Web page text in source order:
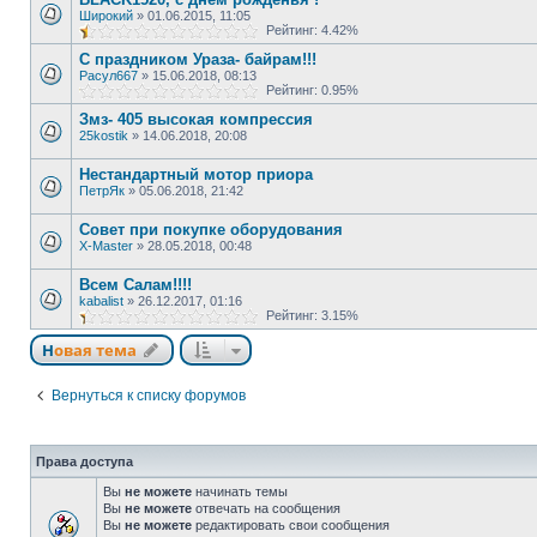
Широкий » 01.06.2015, 11:05
Рейтинг: 4.42%
С праздником Ураза- байрам!!!
Расул667 » 15.06.2018, 08:13
Рейтинг: 0.95%
Змз- 405 высокая компрессия
25kostik » 14.06.2018, 20:08
Нестандартный мотор приора
ПетрЯк » 05.06.2018, 21:42
Совет при покупке оборудования
X-Master » 28.05.2018, 00:48
Всем Салам!!!!
kabalist » 26.12.2017, 01:16
Рейтинг: 3.15%
Новая тема
Вернуться к списку форумов
Права доступа
Вы не можете начинать темы
Вы не можете отвечать на сообщения
Вы не можете редактировать свои сообщения